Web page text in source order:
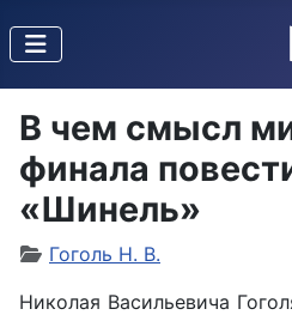
В чем смысл
финала
«Шинель»
Гоголь Н. В.
Николая Васильевича